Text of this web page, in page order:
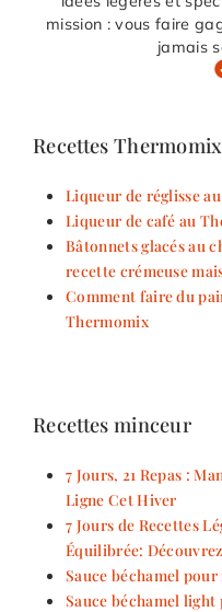
mission : vous faire
jamais
Recettes Thermomix
Liqueur de réglisse
Liqueur de café au
Bâtonnets glacés au
recette crémeuse
Comment faire du
Thermomix
Recettes minceur
7 Jours, 21 Repas :
Ligne Cet Hiver
7 Jours de Recettes
Équilibrée:
Sauce béchamel
Sauce béchamel